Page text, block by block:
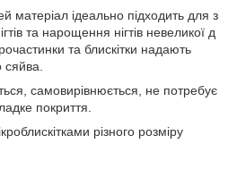
матеріал ідеально підходить для з
та нарощення нігтів невеликої д
та блискітки надають
сяйва.
самовирівнюється, не потребує
покриття.
різного розміру